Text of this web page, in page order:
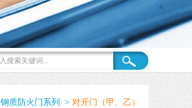
钢质防火门系列 > 对开门（甲、乙）